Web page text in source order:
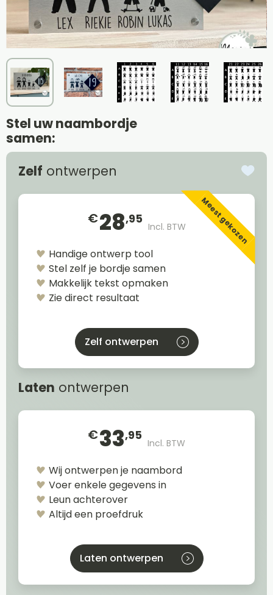
Stel uw naambordje
samen:
Zelf ontwerpen
€28,95
Incl. BTW Meest gekozen
Handige ontwerp tool
Stel zelf je bordje samen
Makkelijk tekst opmaken
Zie direct resultaat
Zelf ontwerpen
Laten ontwerpen
€33,95
Incl. BTW
Wij ontwerpen je naambord
Voer enkele gegevens in
Leun achterover
Altijd een proefdruk
Laten ontwerpen